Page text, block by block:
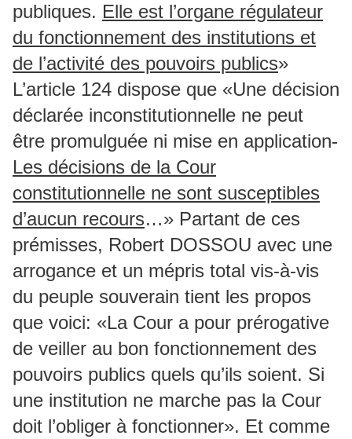
publiques. Elle est l’organe régulateur
du fonctionnement des institutions et
de l’activité des pouvoirs publics»
L’article 124 dispose que «Une décision
déclarée inconstitutionnelle ne peut
être promulguée ni mise en application-
Les décisions de la Cour
constitutionnelle ne sont susceptibles
d’aucun recours…» Partant de ces
prémisses, Robert DOSSOU avec une
arrogance et un mépris total vis-à-vis
du peuple souverain tient les propos
que voici: «La Cour a pour prérogative
de veiller au bon fonctionnement des
pouvoirs publics quels qu’ils soient. Si
une institution ne marche pas la Cour
doit l’obliger à fonctionner». Et comme